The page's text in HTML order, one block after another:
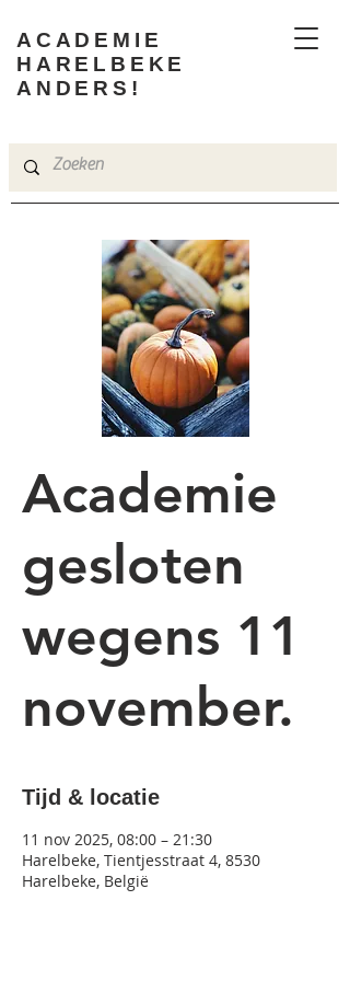
ACADEMIE
HARELBEKE
ANDERS!
Academie
gesloten
wegens 11
november.
Tijd & locatie
11 nov 2025, 08:00 – 21:30
Harelbeke, Tientjesstraat 4, 8530
Harelbeke, België